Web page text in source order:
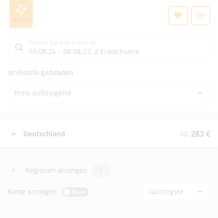
Suchlistenseite
Passen Sie Ihre Suche an
10.08.26 – 08.08.27, 2 Erwachsene
91 Hotels gefunden
Preis aufsteigend
Deutschland ab 283 €
Regionen anzeigen
Karte anzeigen Günstigste